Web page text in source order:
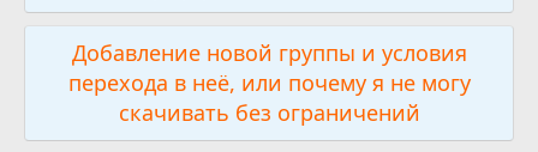
Добавление новой группы и условия
перехода в неё, или почему я не могу
скачивать без ограничений